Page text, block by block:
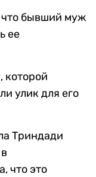
бывший муж
ее
которой
улик для его
Триндади
что это